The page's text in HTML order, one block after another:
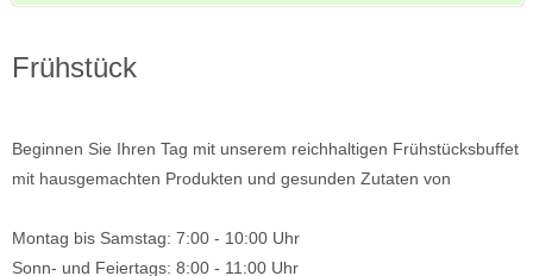
Frühstück
Beginnen Sie Ihren Tag mit unserem reichhaltigen Frühstücksbuffet
mit hausgemachten Produkten und gesunden Zutaten von
Montag bis Samstag: 7:00 - 10:00 Uhr
Sonn- und Feiertags: 8:00 - 11:00 Uhr